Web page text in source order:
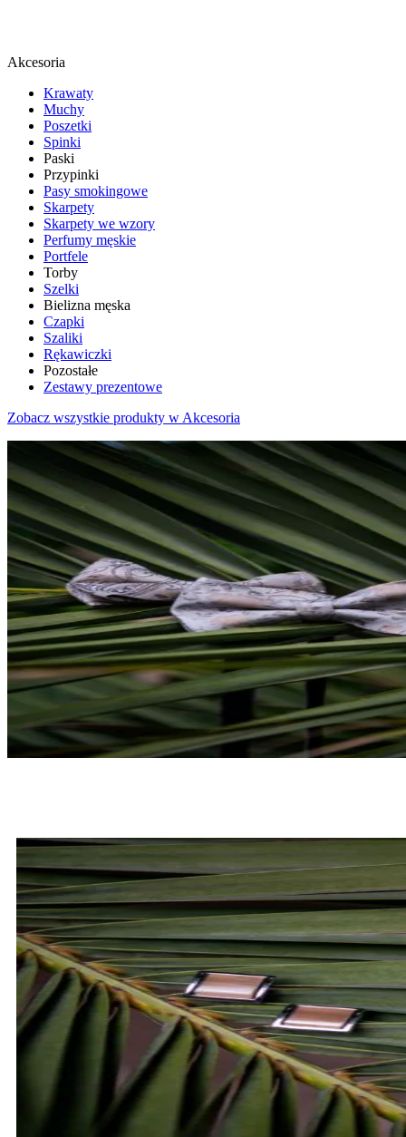
Akcesoria
Krawaty
Muchy
Poszetki
Spinki
Paski
Przypinki
Pasy smokingowe
Skarpety
Skarpety we wzory
Perfumy męskie
Portfele
Torby
Szelki
Bielizna męska
Czapki
Szaliki
Rękawiczki
Pozostałe
Zestawy prezentowe
Zobacz wszystkie produkty w Akcesoria